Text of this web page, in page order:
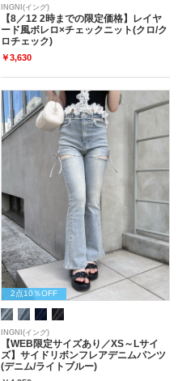
INGNI(イング)
【8／12 2時までの限定価格】レイヤ
ード風ボレロ×チェックニット(クロ/ク
ロチェック)
￥3,630
2点10％OFF
INGNI(イング)
【WEB限定サイズあり／XS～Lサイ
ズ】サイドリボンフレアデニムパンツ
(デニム/ライトブルー)